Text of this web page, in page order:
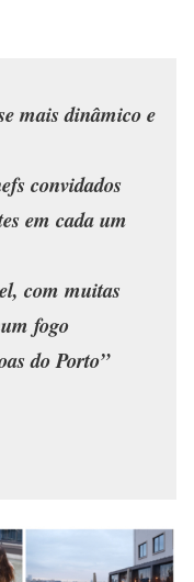
mais dinâmico e
convidados
em cada um
com muitas
fogo
do Porto”